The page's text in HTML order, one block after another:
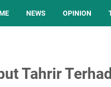
NEWS OPINION
Tahrir